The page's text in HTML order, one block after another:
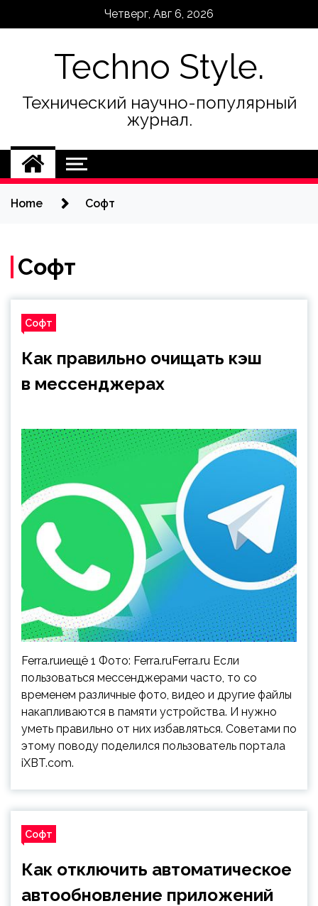
Четверг, Авг 6, 2026
Techno Style.
Технический научно-популярный
журнал.
Home Софт
Софт
Софт
Как правильно очищать кэш
в мессенджерах
Ferra.ruиещё 1 Фото: Ferra.ruFerra.ru Если
пользоваться мессенджерами часто, то со
временем различные фото, видео и другие файлы
накапливаются в памяти устройства. И нужно
уметь правильно от них избавляться. Советами по
этому поводу поделился пользователь портала
iXBT.com.
Софт
Как отключить автоматическое
автообновление приложений